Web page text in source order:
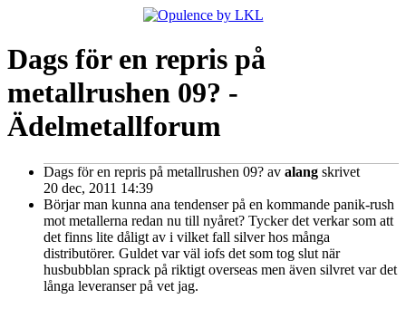
Dags för en repris på
metallrushen 09? -
Ädelmetallforum
Dags för en repris på metallrushen 09? av alang skrivet
20 dec, 2011 14:39
Börjar man kunna ana tendenser på en kommande panik-rush
mot metallerna redan nu till nyåret? Tycker det verkar som att
det finns lite dåligt av i vilket fall silver hos många
distributörer. Guldet var väl iofs det som tog slut när
husbubblan sprack på riktigt overseas men även silvret var det
långa leveranser på vet jag.